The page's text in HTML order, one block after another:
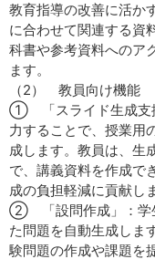
教育指導の改善に活か
に合わせて関連する資
科書や参考資料へのア
ます。
（2） 教員向け機能
① 「スライド生成支
力することで、授業用
成します。教員は、生
で、講義資料を作成で
成の負担軽減に貢献し
② 「設問作成」：学
た問題を自動生成しま
験問題の作成や課題を